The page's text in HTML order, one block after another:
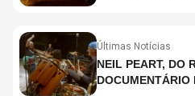
Últimas Notícias
NEIL PEART, DO
DOCUMENTÁRIO